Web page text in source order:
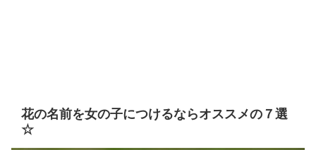
花の名前を女の子につけるならオススメの７選
☆